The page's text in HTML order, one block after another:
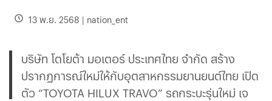
13 พ.ย. 2568 | nation_ent
บริษัท โตโยต้า มอเตอร์ ประเทศไทย จำกัด สร้าง
ปรากฏการณ์ใหม่ให้กับอุตสาหกรรมยานยนต์ไทย เปิด
ตัว “TOYOTA HILUX TRAVO” รถกระบะรุ่นใหม่ เจ